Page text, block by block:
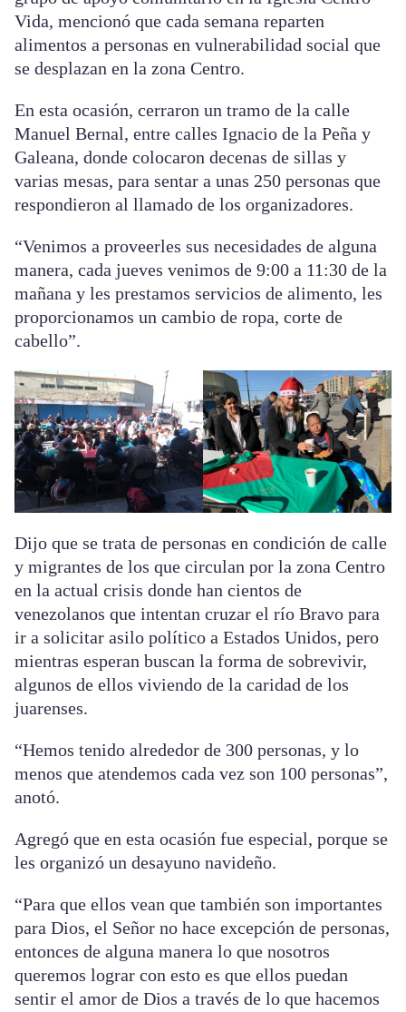
Vida, mencionó que cada semana reparten
alimentos a personas en vulnerabilidad social que
se desplazan en la zona Centro.
En esta ocasión, cerraron un tramo de la calle
Manuel Bernal, entre calles Ignacio de la Peña y
Galeana, donde colocaron decenas de sillas y
varias mesas, para sentar a unas 250 personas que
respondieron al llamado de los organizadores.
“Venimos a proveerles sus necesidades de alguna
manera, cada jueves venimos de 9:00 a 11:30 de la
mañana y les prestamos servicios de alimento, les
proporcionamos un cambio de ropa, corte de
cabello”.
Dijo que se trata de personas en condición de calle
y migrantes de los que circulan por la zona Centro
en la actual crisis donde han cientos de
venezolanos que intentan cruzar el río Bravo para
ir a solicitar asilo político a Estados Unidos, pero
mientras esperan buscan la forma de sobrevivir,
algunos de ellos viviendo de la caridad de los
juarenses.
“Hemos tenido alrededor de 300 personas, y lo
menos que atendemos cada vez son 100 personas”,
anotó.
Agregó que en esta ocasión fue especial, porque se
les organizó un desayuno navideño.
“Para que ellos vean que también son importantes
para Dios, el Señor no hace excepción de personas,
entonces de alguna manera lo que nosotros
queremos lograr con esto es que ellos puedan
sentir el amor de Dios a través de lo que hacemos